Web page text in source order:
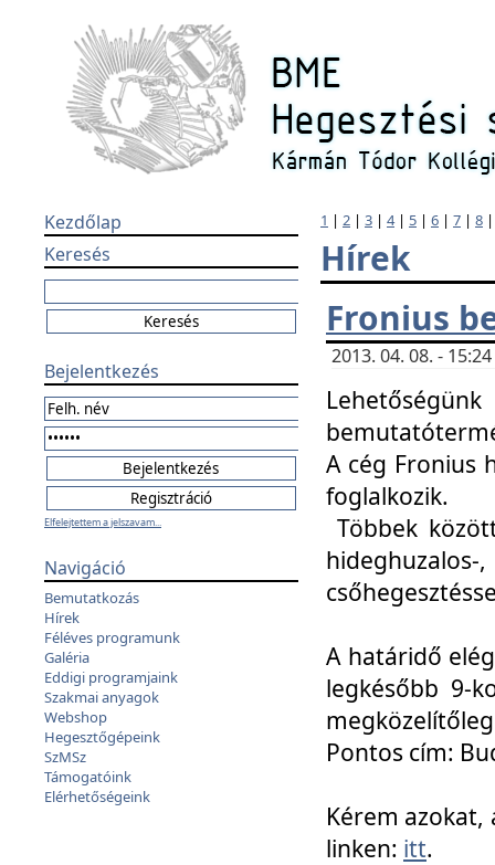
Kezdőlap
Keresés
Bejelentkezés
Elfelejtettem a jelszavam...
Navigáció
Bemutatkozás
Hírek
Féléves programunk
Galéria
Eddigi programjaink
Szakmai anyagok
Webshop
Hegesztőgépeink
SzMSz
Támogatóink
Elérhetőségeink
1 | 2 | 3 | 4| 5 | 6 | 7 | 8
Hírek
Fronius
2013. 04. 08. -
A cég Fronius
foglalkozik.
Többek
A határidő
legkésőbb 9-
Pontos cím:
Kérem azokat,
linken: itt.